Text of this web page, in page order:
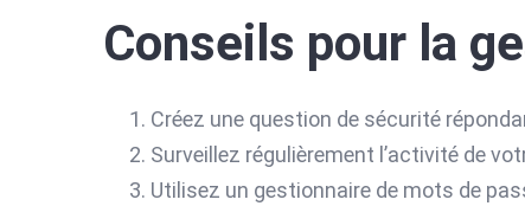
Conseils pour la
Créez une question de sécurité
Surveillez régulièrement l’activité de
Utilisez un gestionnaire de mots de